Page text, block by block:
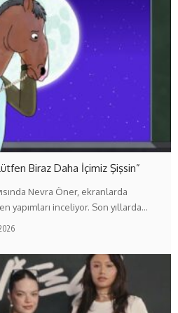
Biraz Daha İçimiz Şişsin”
Nevra Öner, ekranlarda
yapımları inceliyor. Son yıllarda…